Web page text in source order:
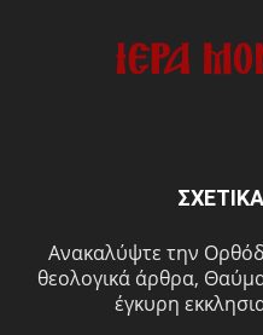
Ανακαλύψτε την
θεολογικά άρθρα,
έγκυρη